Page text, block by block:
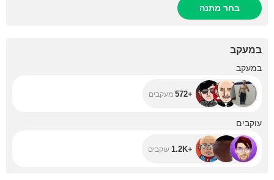
בחר מתנה
במעקב
במעקב
+572 מעקבים
עוקבים
+1.2K עוקבים